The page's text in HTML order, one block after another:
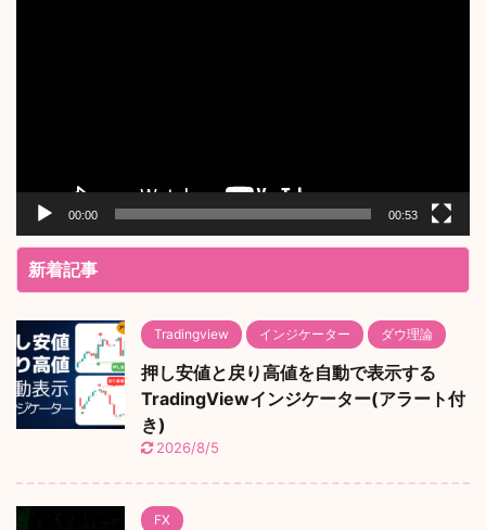
00:00 00:53
新着記事
Tradingview インジケーター ダウ理論
押し安値と戻り高値を自動で表示する
TradingViewインジケーター(アラート付
き)
2026/8/5
FX